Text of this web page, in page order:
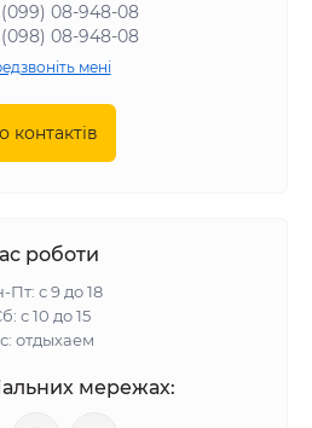
(099) 08-948-08
(098) 08-948-08
мені
контактів
роботи
Пт: с 9 до 18
с 10 до 15
отдыхаем
мережах: